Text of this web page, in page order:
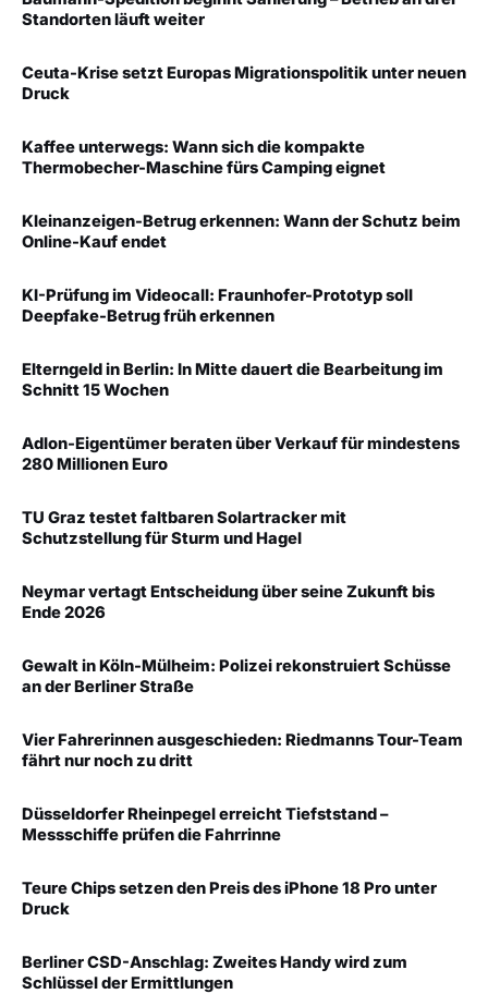
Standorten läuft weiter
Ceuta-Krise setzt Europas Migrationspolitik unter neuen
Druck
Kaffee unterwegs: Wann sich die kompakte
Thermobecher-Maschine fürs Camping eignet
Kleinanzeigen-Betrug erkennen: Wann der Schutz beim
Online-Kauf endet
KI-Prüfung im Videocall: Fraunhofer-Prototyp soll
Deepfake-Betrug früh erkennen
Elterngeld in Berlin: In Mitte dauert die Bearbeitung im
Schnitt 15 Wochen
Adlon-Eigentümer beraten über Verkauf für mindestens
280 Millionen Euro
TU Graz testet faltbaren Solartracker mit
Schutzstellung für Sturm und Hagel
Neymar vertagt Entscheidung über seine Zukunft bis
Ende 2026
Gewalt in Köln-Mülheim: Polizei rekonstruiert Schüsse
an der Berliner Straße
Vier Fahrerinnen ausgeschieden: Riedmanns Tour-Team
fährt nur noch zu dritt
Düsseldorfer Rheinpegel erreicht Tiefststand –
Messschiffe prüfen die Fahrrinne
Teure Chips setzen den Preis des iPhone 18 Pro unter
Druck
Berliner CSD-Anschlag: Zweites Handy wird zum
Schlüssel der Ermittlungen